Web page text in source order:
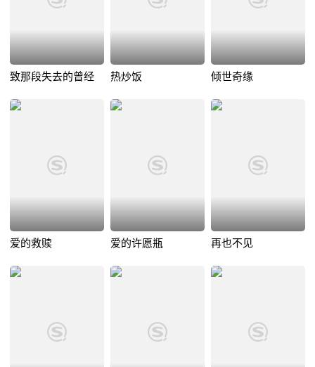
致那段失去的曾经 热炒饭 倾世奇缘
爱的救赎 爱的许愿瓶 再也不见